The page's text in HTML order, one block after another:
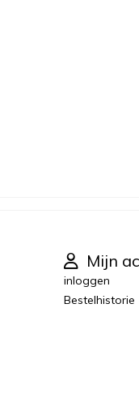
Mijn
inloggen
Bestelhistorie